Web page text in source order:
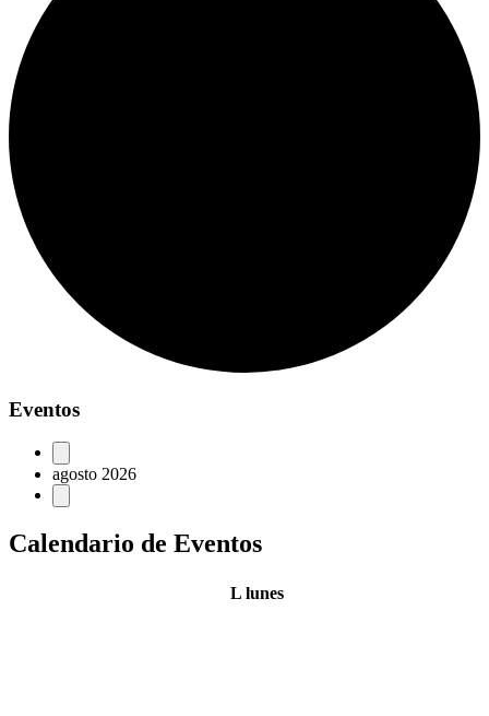
Eventos
agosto 2026
Calendario de Eventos
L lunes